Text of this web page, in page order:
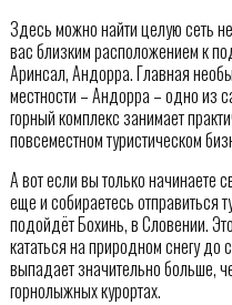
Здесь можно найти целую сеть
вас близким расположением к
Аринсал, Андорра. Главная
местности – Андорра – одно из
горный комплекс занимает
повсеместном туристическом
А вот если вы только начинаете
еще и собираетесь отправиться
подойдёт Бохинь, в Словении.
кататься на природном снегу
выпадает значительно больше,
горнолыжных курортах.